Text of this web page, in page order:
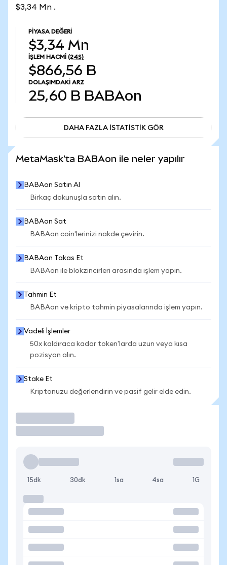
$3,34 Mn .
PIYASA DEĞERI
$3,34 Mn
İŞLEM HACMI (24S)
$866,56 B
DOLAŞIMDAKI ARZ
25,60 B BABAon
DAHA FAZLA İSTATİSTİK GÖR
MetaMask'ta BABAon ile neler yapılır
BABAon Satın Al
Birkaç dokunuşla satın alın.
BABAon Sat
BABAon coin'lerinizi nakde çevirin.
BABAon Takas Et
BABAon ile blokzincirleri arasında işlem yapın.
Tahmin Et
BABAon ve kripto tahmin piyasalarında işlem yapın.
Vadeli İşlemler
50x kaldıraca kadar token'larda uzun veya kısa
pozisyon alın.
Stake Et
Kriptonuzu değerlendirin ve pasif gelir elde edin.
15dk 30dk 1sa 4sa 1G